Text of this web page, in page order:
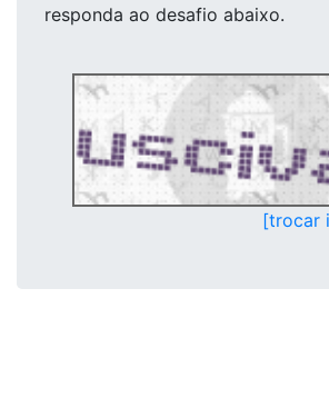
responda ao desafio abaixo.
[trocar